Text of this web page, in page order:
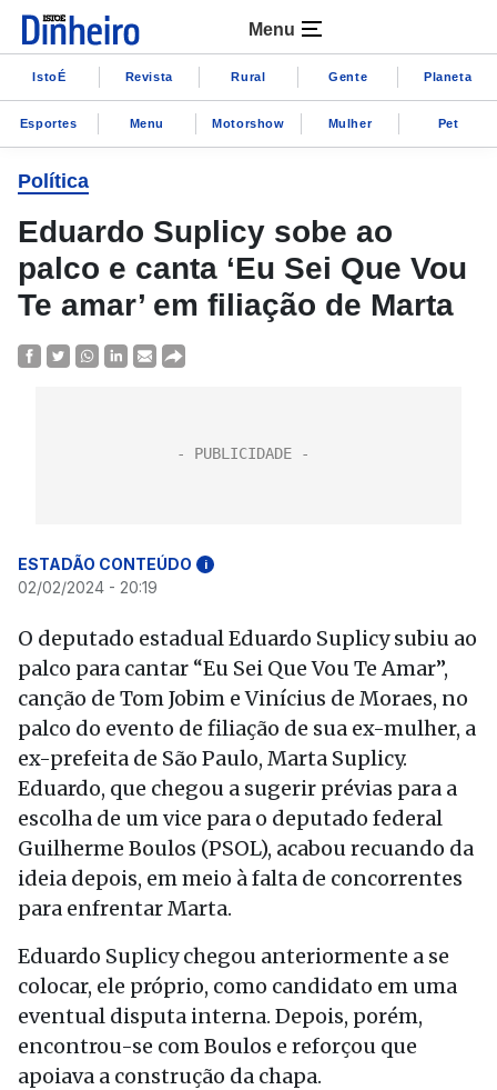
Menu
IstoÉ Revista Rural Gente Planeta
Esportes Menu Motorshow Mulher Pet
Política
Eduardo Suplicy sobe ao
palco e canta ‘Eu Sei Que Vou
Te amar’ em filiação de Marta
ESTADÃO CONTEÚDO i
02/02/2024 - 20:19
O deputado estadual Eduardo Suplicy subiu ao
palco para cantar “Eu Sei Que Vou Te Amar”,
canção de Tom Jobim e Vinícius de Moraes, no
palco do evento de filiação de sua ex-mulher, a
ex-prefeita de São Paulo, Marta Suplicy.
Eduardo, que chegou a sugerir prévias para a
escolha de um vice para o deputado federal
Guilherme Boulos (PSOL), acabou recuando da
ideia depois, em meio à falta de concorrentes
para enfrentar Marta.
Eduardo Suplicy chegou anteriormente a se
colocar, ele próprio, como candidato em uma
eventual disputa interna. Depois, porém,
encontrou-se com Boulos e reforçou que
apoiava a construção da chapa.